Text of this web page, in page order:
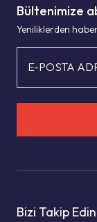
Bültenimize
Yeniliklerden
E-POSTA
Bizi Takip Edin